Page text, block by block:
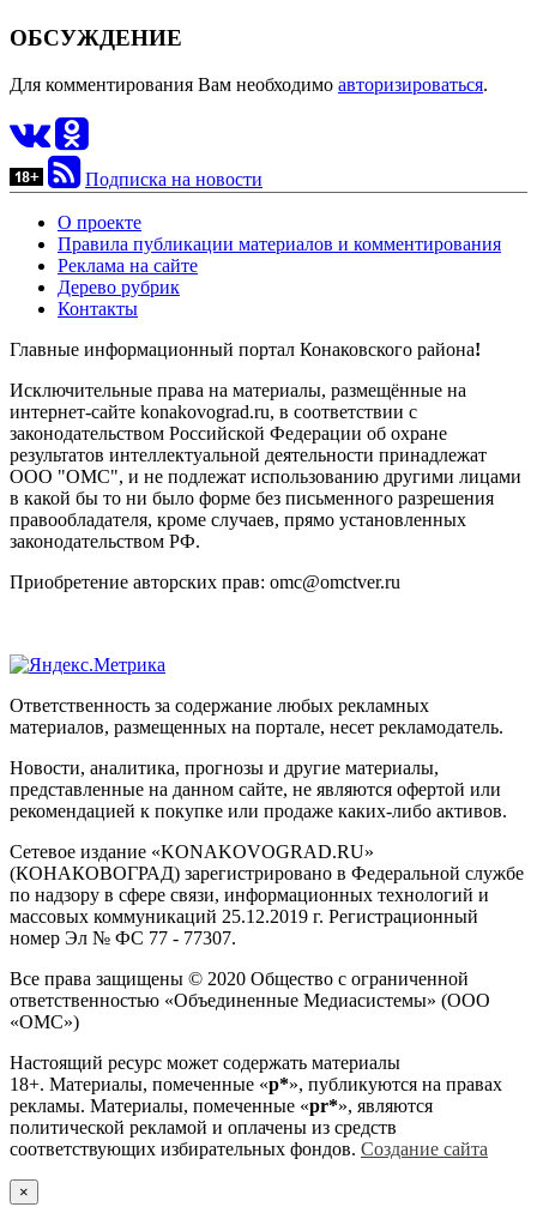
ОБСУЖДЕНИЕ
Для комментирования Вам необходимо авторизироваться.
Подписка на новости
О проекте
Правила публикации материалов и комментирования
Реклама на сайте
Дерево рубрик
Контакты
Главные информационный портал Конаковского района!
Исключительные права на материалы, размещённые на
интернет-сайте konakovograd.ru, в соответствии с
законодательством Российской Федерации об охране
результатов интеллектуальной деятельности принадлежат
ООО "ОМС", и не подлежат использованию другими лицами
в какой бы то ни было форме без письменного разрешения
правообладателя, кроме случаев, прямо установленных
законодательством РФ.
Приобретение авторских прав: omc@omctver.ru
Ответственность за содержание любых рекламных
материалов, размещенных на портале, несет рекламодатель.
Новости, аналитика, прогнозы и другие материалы,
представленные на данном сайте, не являются офертой или
рекомендацией к покупке или продаже каких-либо активов.
Сетевое издание «KONAKOVOGRAD.RU»
(КОНАКОВОГРАД) зарегистрировано в Федеральной службе
по надзору в сфере связи, информационных технологий и
массовых коммуникаций 25.12.2019 г. Регистрационный
номер Эл № ФС 77 - 77307.
Все права защищены © 2020 Общество с ограниченной
ответственностью «Объединенные Медиасистемы» (ООО
«ОМС»)
Настоящий ресурс может содержать материалы
18+. Материалы, помеченные «р*», публикуются на правах
рекламы. Материалы, помеченные «рr*», являются
политической рекламой и оплачены из средств
соответствующих избирательных фондов. Создание сайта
×